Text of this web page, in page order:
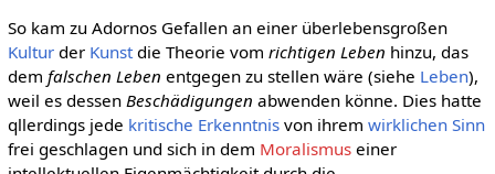
So kam zu Adornos Gefallen an einer überlebensgroßen
Kulturder Kunstdie Theorie vom richtigen Leben hinzu, das
dem falschen Leben entgegen zu stellen wäre (siehe Leben),
weil es dessen Beschädigungen abwenden könne. Dies hatte
qllerdings jede kritische Erkenntnisvon ihrem wirklichen Sinn
frei geschlagen und sich in dem Moralismuseiner